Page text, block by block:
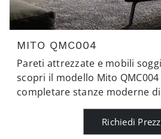
MITO QMC004
Pareti attrezzate e mobili
scopri il modello Mito
completare stanze moderne
Richiedi